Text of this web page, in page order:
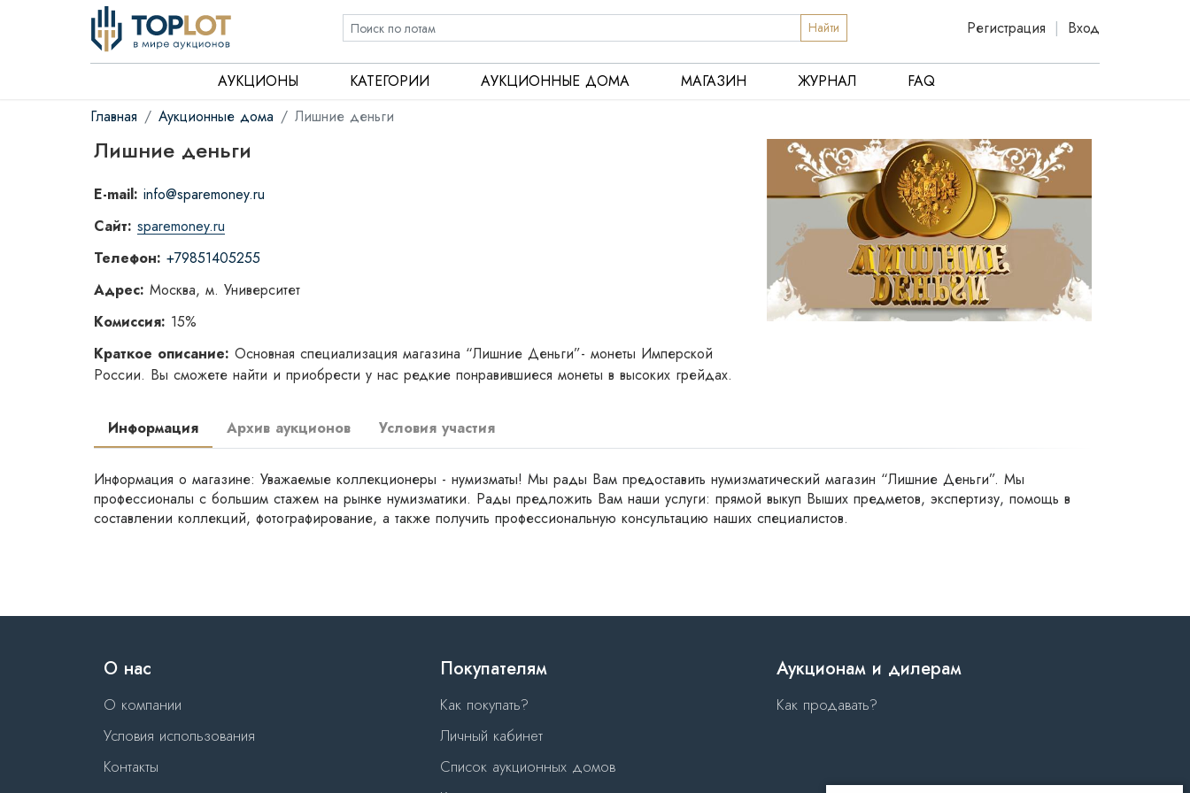
Найти Регистрация | Вход
АУКЦИОНЫ КАТЕГОРИИ АУКЦИОННЫЕ ДОМА МАГАЗИН ЖУРНАЛ
FAQ
Главная
Аукционные дома Лишние деньги
Лишние деньги
E-mail: info@sparemoney.ru
Сайт: sparemoney.ru
Телефон: +79851405255
Адрес: Москва, м. Университет
Комиссия: 15%
Краткое описание: Основная специализация магазина “Лишние Деньги”- монеты Имперской
России. Вы сможете найти и приобрести у нас редкие понравившиеся монеты в высоких грейдах.
Информация Архив аукционов Условия участия
Информация о магазине: Уважаемые коллекционеры - нумизматы! Мы рады Вам предоставить нумизматический магазин “Лишние Деньги”. Мы
профессионалы с большим стажем на рынке нумизматики. Рады предложить Вам наши услуги: прямой выкуп Выших предметов, экспертизу, помощь в
составлении коллекций, фотографирование, а также получить профессиональную консультацию наших специалистов.
О нас
О компании
Условия использования
Контакты
Покупателям
Как покупать?
Личный кабинет
Список аукционных домов
Аукционам и дилерам
Как продавать?